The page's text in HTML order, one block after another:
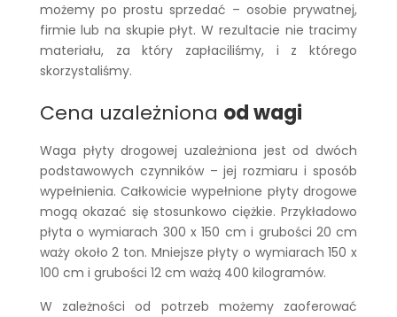
możemy po prostu sprzedać – osobie prywatnej,
firmie lub na skupie płyt. W rezultacie nie tracimy
materiału, za który zapłaciliśmy, i z którego
skorzystaliśmy.
Cena uzależniona od wagi
Waga płyty drogowej uzależniona jest od dwóch
podstawowych czynników – jej rozmiaru i sposób
wypełnienia. Całkowicie wypełnione płyty drogowe
mogą okazać się stosunkowo ciężkie. Przykładowo
płyta o wymiarach 300 x 150 cm i grubości 20 cm
waży około 2 ton. Mniejsze płyty o wymiarach 150 x
100 cm i grubości 12 cm ważą 400 kilogramów.
W zależności od potrzeb możemy zaoferować